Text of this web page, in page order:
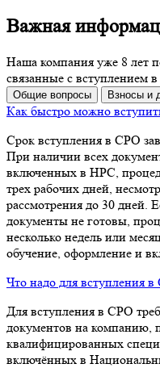
Важная
Наша компания уже 8 лет
связанные с вступлением
Общие вопросы Взносы и
Как быстро можно
Срок вступления в СРО
При наличии всех
включенных в НРС,
трех рабочих дней,
рассмотрения до 30 дней.
документы не готовы,
несколько недель или
обучение, оформление и
Что надо для вступления
Для вступления в СРО
документов на компанию,
квалифицированных
включённых в